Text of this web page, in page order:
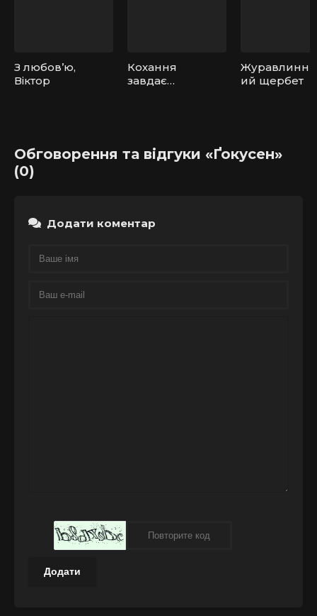
З любов’ю,
Віктор
Кохання
завдає
Журавлинн
ий щербет
Обговорення та відгуки «Ґокусен»
(0)
Додати коментар
Додати